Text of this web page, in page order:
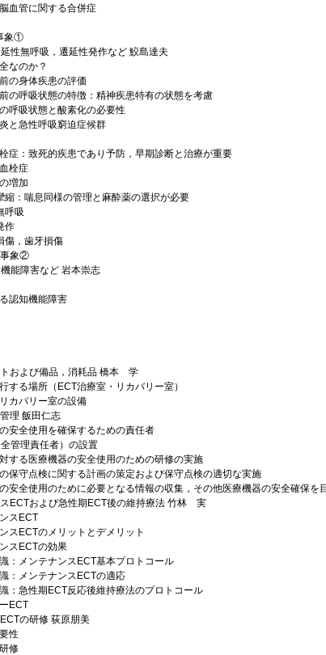
管に関する合併症
象①
無呼吸，遷延性発作など 鮫島達夫
のか？
身体疾患の評価
呼吸状態の特徴：精神疾患特有の状態を考慮
吸状態と酸素化の必要性
急性呼吸窮迫症候群
：致死的疾患であり予防，早期診断と治療が重要
栓症
増加
：喘息同様の管理と麻酔薬の選択が必要
吸
作
，歯牙損傷
象②
障害など 岩本崇志
知機能障害
および備品，消耗品 橋本 学
る場所（ECT治療室・リカバリー室）
バリー室の設備
理 飯田仁志
全使用を確保するための責任者
理責任者）の設置
る医療機器の安全使用のための研修の実施
守点検に関する計画の策定および保守点検の適切な実施
全使用のために必要となる情報の収集，その他医療機器の安全確保を
ECTおよび急性期ECT後の維持療法 竹林 実
スECT
ECTのメリットとデメリット
ECTの効果
メンテナンスECT基本プロトコール
メンテナンスECTの適応
急性期ECT反応後維持療法のプロトコール
ECT
の研修 荻原朋美
性
修